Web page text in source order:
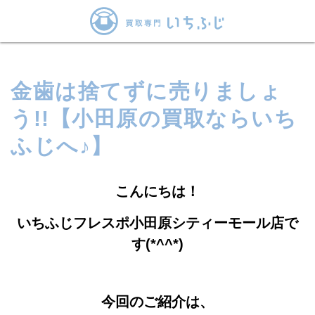
金歯は捨てずに売りましょ
う!!【小田原の買取ならいち
ふじへ♪】
こんにちは！
いちふじフレスポ小田原シティーモール店で
す(*^^*)
今回のご紹介は、